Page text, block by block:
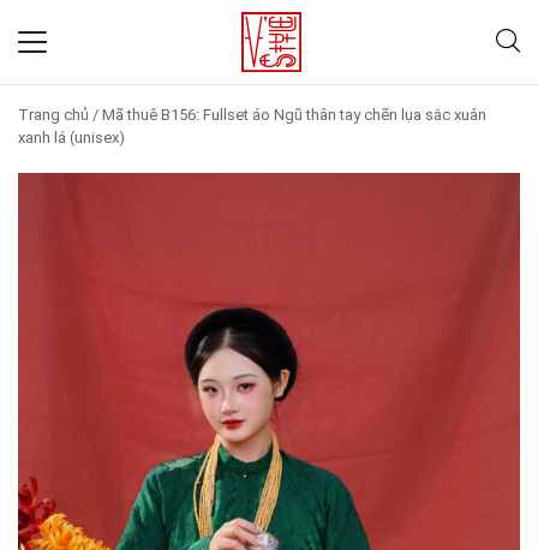
Trang chủ / Mã thuê B156: Fullset áo Ngũ thân tay chẽn lụa sắc xuân
xanh lá (unisex)